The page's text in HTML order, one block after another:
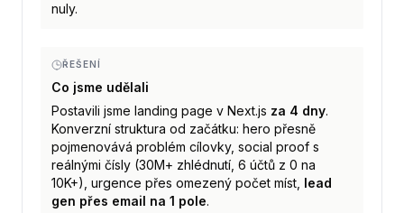
nuly.
ŘEŠENÍ
Co jsme udělali
Postavili jsme landing page v Next.js za 4 dny.
Konverzní struktura od začátku: hero přesně
pojmenovává problém cílovky, social proof s
reálnými čísly (30M+ zhlédnutí, 6 účtů z 0 na
10K+), urgence přes omezený počet míst, lead
gen přes email na 1 pole.